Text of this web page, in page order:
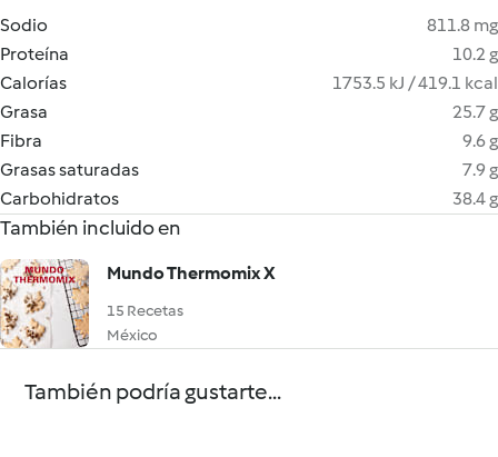
Sodio
811.8 mg
Proteína
10.2 g
Calorías
1753.5 kJ / 419.1 kcal
Grasa
25.7 g
Fibra
9.6 g
Grasas saturadas
7.9 g
Carbohidratos
38.4 g
También incluido en
Mundo Thermomix X
15 Recetas
México
También podría gustarte...